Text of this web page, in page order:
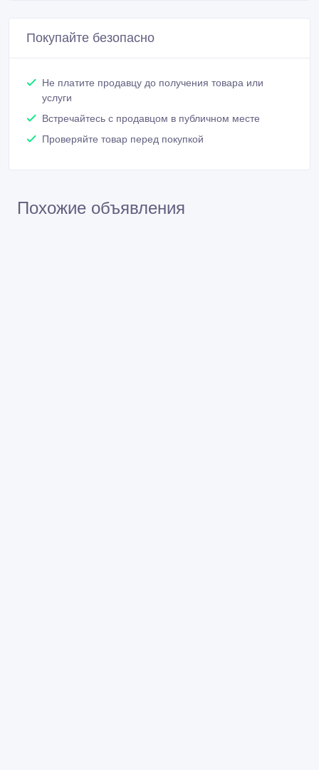
Покупайте безопасно
Не платите продавцу до получения товара или
услуги
Встречайтесь с продавцом в публичном месте
Проверяйте товар перед покупкой
Похожие объявления